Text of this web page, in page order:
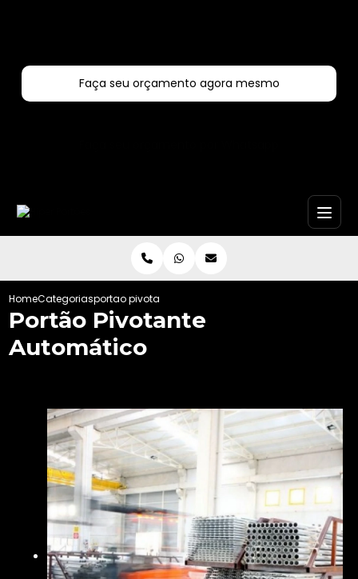
Faça seu orçamento agora mesmo
HomeCategoriasportao pivotante automatico
Portão Pivotante
Automático